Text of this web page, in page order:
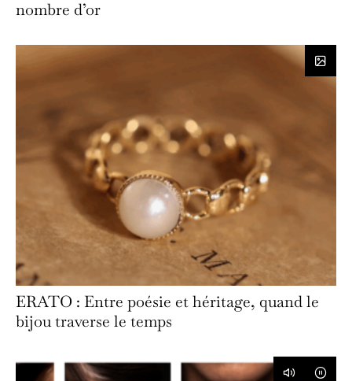
nombre d’or
ERATO : Entre poésie et héritage, quand le
bijou traverse le temps